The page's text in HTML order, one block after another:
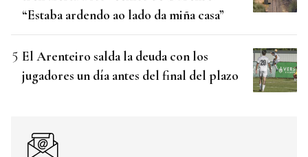
“Estaba ardendo ao lado da miña casa”
El Arenteiro salda la deuda con los
jugadores un día antes del final del plazo